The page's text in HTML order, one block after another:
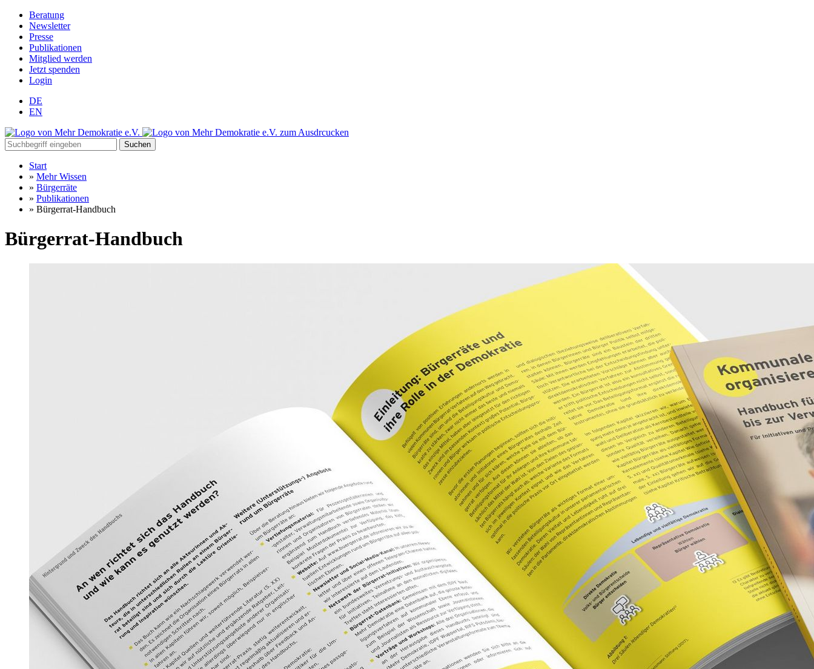
Beratung
Newsletter
Presse
Publikationen
Mitglied werden
Jetzt spenden
Login
DE
EN
Suchen
Start
» Mehr Wissen
» Bürgerräte
» Publikationen
» Bürgerrat-Handbuch
Bürgerrat-Handbuch